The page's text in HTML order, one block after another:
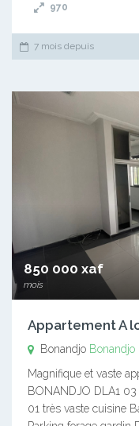
970
7 mois depuis
850 000 xaf
mois
Appartement A
Bonandjo Bonandjo
Magnifique et vaste
BONANDJO DLA1
01 très vaste cuisine